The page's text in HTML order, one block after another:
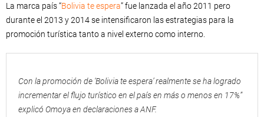
La marca país “Bolivia te espera” fue lanzada el año 2011 pero
durante el 2013 y 2014 se intensificaron las estrategias para la
promoción turística tanto a nivel externo como interno.
Con la promoción de ‘Bolivia te espera’ realmente se ha logrado
incrementar el flujo turístico en el país en más o menos en 17%”
explicó Omoya en declaraciones a ANF.